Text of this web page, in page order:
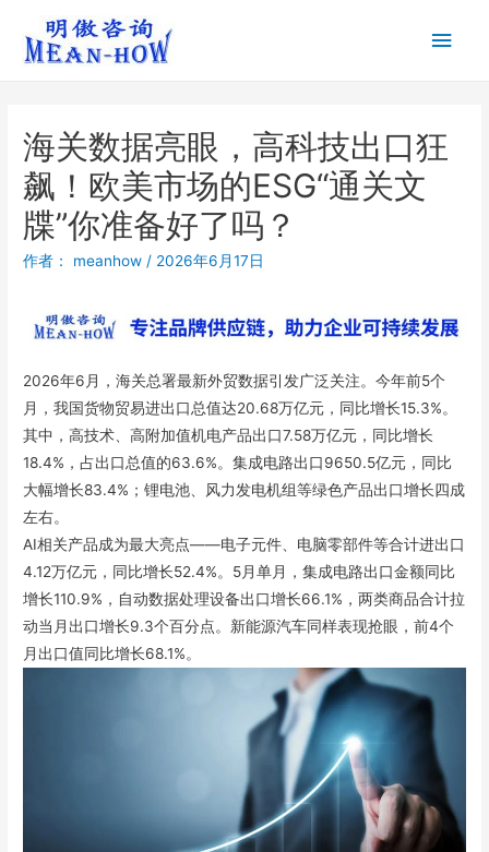
海关数据亮眼，高科技出口狂
飙！欧美市场的ESG“通关文
牒”你准备好了吗？
作者： meanhow / 2026年6月17日
2026年6月，海关总署最新外贸数据引发广泛关注。今年前5个
月，我国货物贸易进出口总值达20.68万亿元，同比增长15.3%。
其中，高技术、高附加值机电产品出口7.58万亿元，同比增长
18.4%，占出口总值的63.6%。集成电路出口9650.5亿元，同比
大幅增长83.4%；锂电池、风力发电机组等绿色产品出口增长四成
左右。
AI相关产品成为最大亮点——电子元件、电脑零部件等合计进出口
4.12万亿元，同比增长52.4%。5月单月，集成电路出口金额同比
增长110.9%，自动数据处理设备出口增长66.1%，两类商品合计拉
动当月出口增长9.3个百分点。新能源汽车同样表现抢眼，前4个
月出口值同比增长68.1%。